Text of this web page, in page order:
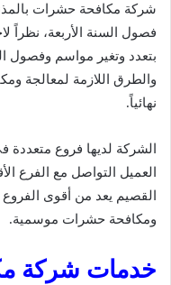
شركة مكافحة حشرات
فصول السنة الأربعة، نظراً
بتعدد وتغير مواسم وفصول
والطرق اللازمة لمعالجة
نهائياً.
الشركة لديها فروع متعددة
العميل التواصل مع الفرع
القصيم يعد من أقوى
ومكافحة حشرات موسمية.
خدمات شركة